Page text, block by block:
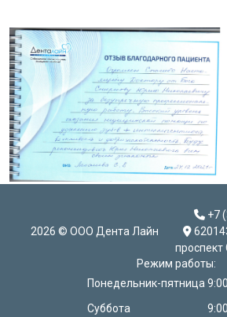
2026 © ООО Дента Лайн
+7
Режим работы:
Понедельник-пятница
Суббота